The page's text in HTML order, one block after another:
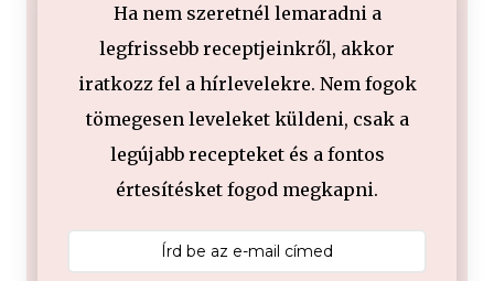
Ha nem szeretnél lemaradni a
legfrissebb receptjeinkről, akkor
iratkozz fel a hírlevelekre. Nem fogok
tömegesen leveleket küldeni, csak a
legújabb recepteket és a fontos
értesítésket fogod megkapni.